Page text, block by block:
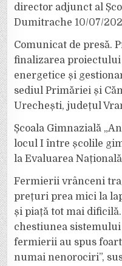
director adjunct al
Dumitrache 10/07/
Comunicat de presă.
finalizarea proiectului
energetice și
sediul Primăriei și
Urechești, județul
Școala Gimnazială
locul I între școlile
la Evaluarea Națională
Fermierii vrânceni
prețuri prea mici la
și piață tot mai
chestiunea
fermierii au spus
numai nenorociri”,